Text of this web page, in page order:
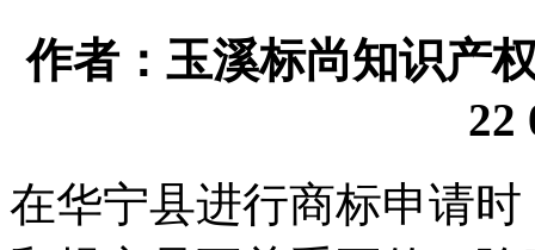
作者：玉溪标尚知识产
22
在华宁县进行商标申请